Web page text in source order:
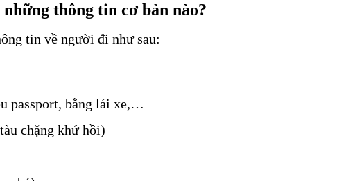
thông tin cơ bản nào?
tin về người đi như sau:
passport, bằng lái xe,…
chặng khứ hồi)